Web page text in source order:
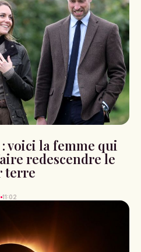
voici la femme qui
redescendre le
terre
11:02